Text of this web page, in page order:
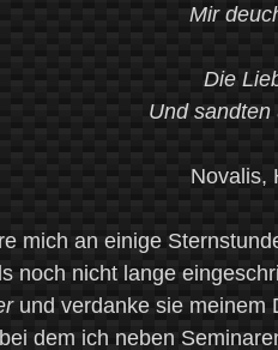
Mir
Die
Und sandten
Novalis,
mich an einige
noch nicht lange
und verdanke sie meinem
dem ich neben